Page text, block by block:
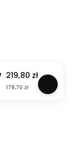
Cena
219,80 zł
Cena
178,70 zł